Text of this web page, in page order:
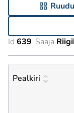
Id 639 Saaja
Pealkiri